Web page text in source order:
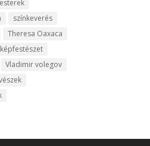
színkeverés
Theresa Oaxaca
Vladimir volegov